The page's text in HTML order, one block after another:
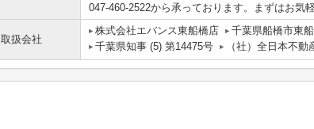
047-460-2522から承っております。まずはお気
取扱会社
株式会社エバンス東船橋店 千葉県船橋市東
千葉県知事 (5) 第14475号
（社）全日本不